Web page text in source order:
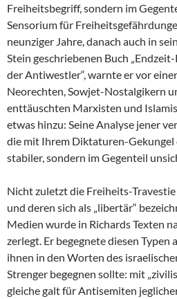
Freiheitsbegriff, sondern im
Sensorium für
neunziger Jahre, danach auch in
Stein geschriebenen Buch
der Antiwestler“, warnte er vor
Neorechten, Sowjet-Nostalgikern
enttäuschten Marxisten und
etwas hinzu: Seine Analyse jener
die mit Ihrem Diktaturen-
stabiler, sondern im Gegenteil
Nicht zuletzt die Freiheits-
und deren sich als „libertär“
Medien wurde in Richards Texten
zerlegt. Er begegnete diesen Typen
ihnen in den Worten des
Strenger begegnen sollte: mit
gleiche galt für Antisemiten